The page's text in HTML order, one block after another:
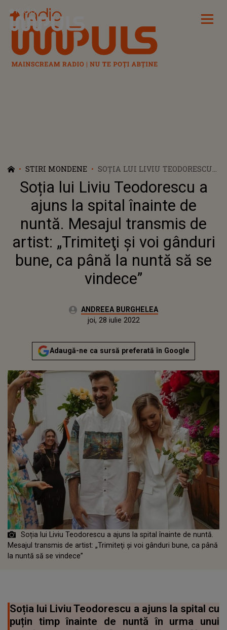
Radio Impuls
STIRI MONDENE
SOȚIA LUI LIVIU TEODORESCU
A AJUNS LA SPITAL ÎNAINTE
DE NUNTĂ. MESAJUL
TRANSMIS DE ARTIST:
„TRIMITEŢI ŞI VOI GÂNDURI
BUNE, CA PÂNĂ LA NUNTĂ SĂ
SE VINDECE”
Soția lui Liviu Teodorescu a
ajuns la spital înainte de
nuntă. Mesajul transmis de
artist: „Trimiteţi şi voi gânduri
bune, ca până la nuntă să se
vindece”
Autor:ANDREEA BURGHELEA
Actualizat:
joi, 28 iulie 2022
Adaugă-ne ca sursă preferată în Google
Soția lui Liviu Teodorescu a ajuns la spital înainte de nuntă.
Mesajul transmis de artist: „Trimiteţi şi voi gânduri bune, ca până
la nuntă să se vindece”
Soția lui Liviu Teodorescu a ajuns la spital cu
puțin timp înainte de nuntă în urma unui